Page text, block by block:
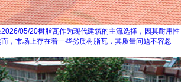
2026/05/20树脂瓦作为现代建筑的主流选择，因其耐用性
，市场上存在着一些劣质树脂瓦，其质量问题不容忽